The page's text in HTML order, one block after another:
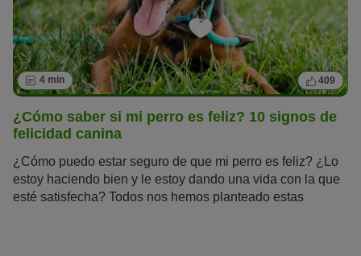
4 min 409
¿Cómo saber si mi perro es feliz? 10 signos de
felicidad canina
¿Cómo puedo estar seguro de que mi perro es feliz? ¿Lo
estoy haciendo bien y le estoy dando una vida con la que
esté satisfecha? Todos nos hemos planteado estas